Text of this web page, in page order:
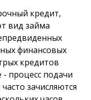
кредит,
вид займа
финансовых
кредитов
- процесс подачи
зачисляются